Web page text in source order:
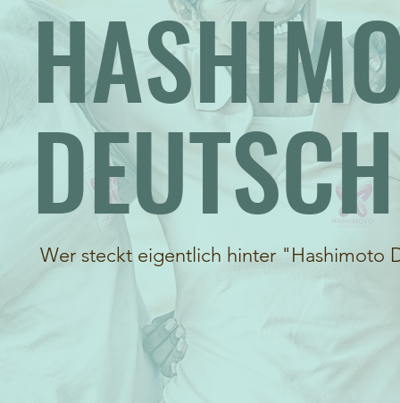
Wer steckt eigentlich hinter "Hashimoto